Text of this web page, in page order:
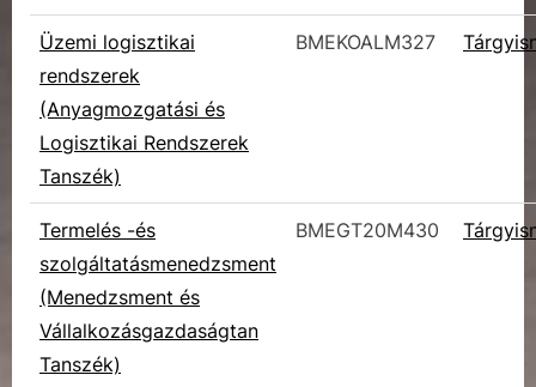
Üzemi logisztikai
rendszerek
(Anyagmozgatási és
Logisztikai Rendszerek
Tanszék)
BMEKOALM327
Termelés -és
szolgáltatásmenedzsment
(Menedzsment és
Vállalkozásgazdaságtan
Tanszék)
BMEGT20M430